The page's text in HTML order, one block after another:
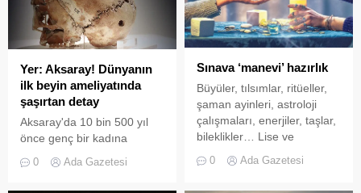
Yer: Aksaray! Dünyanın
ilk beyin ameliyatında
şaşırtan detay
Aksaray'da 10 bin 500 yıl
önce genç bir kadına
yönelik yapılan ilk beyin
ameliyatındaki kafatası,
0 Ada Gazetesi
Sınava ‘manevi’ hazırlık
Büyüler, tılsımlar, ritüeller,
şaman ayinleri, astroloji
çalışmaları, enerjiler, taşlar,
bileklikler… Lise ve
yönelik ‘manevi’ hazırlık
0 Ada Gazetesi